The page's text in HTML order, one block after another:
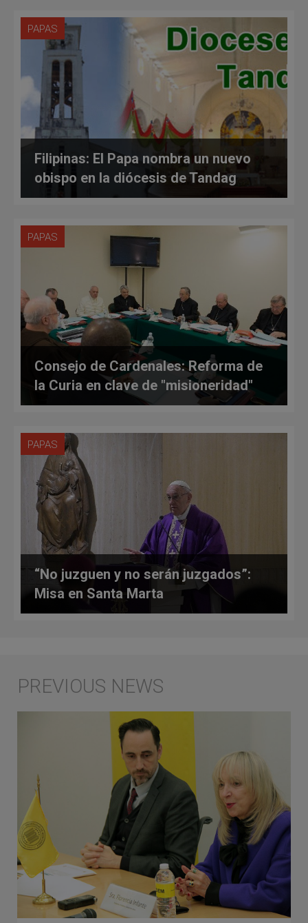
PAPAS
Filipinas: El Papa nombra un nuevo
obispo en la diócesis de Tandag
PAPAS
Consejo de Cardenales: Reforma de
la Curia en clave de "misioneridad"
PAPAS
“No juzguen y no serán juzgados”:
Misa en Santa Marta